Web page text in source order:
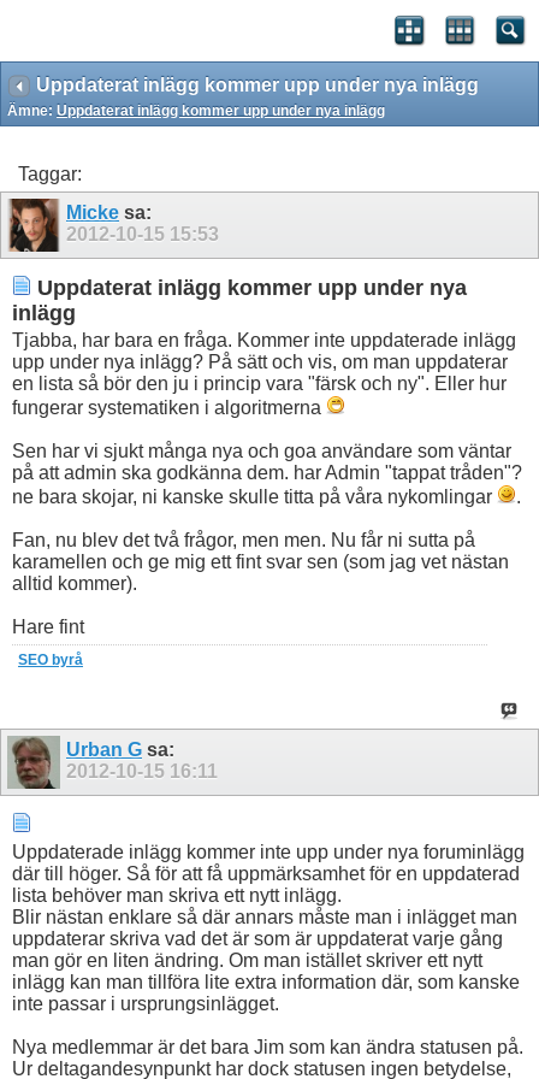
Uppdaterat inlägg kommer upp under nya inlägg
Ämne: Uppdaterat inlägg kommer upp under nya inlägg
Taggar:
Micke sa:
2012-10-15 15:53
Uppdaterat inlägg kommer upp under nya
inlägg
Tjabba, har bara en fråga. Kommer inte uppdaterade inlägg
upp under nya inlägg? På sätt och vis, om man uppdaterar
en lista så bör den ju i princip vara "färsk och ny". Eller hur
fungerar systematiken i algoritmerna
Sen har vi sjukt många nya och goa användare som väntar
på att admin ska godkänna dem. har Admin "tappat tråden"?
ne bara skojar, ni kanske skulle titta på våra nykomlingar
.
Fan, nu blev det två frågor, men men. Nu får ni sutta på
karamellen och ge mig ett fint svar sen (som jag vet nästan
alltid kommer).
Hare fint
SEO byrå
Urban G sa:
2012-10-15 16:11
Uppdaterade inlägg kommer inte upp under nya foruminlägg
där till höger. Så för att få uppmärksamhet för en uppdaterad
lista behöver man skriva ett nytt inlägg.
Blir nästan enklare så där annars måste man i inlägget man
uppdaterar skriva vad det är som är uppdaterat varje gång
man gör en liten ändring. Om man istället skriver ett nytt
inlägg kan man tillföra lite extra information där, som kanske
inte passar i ursprungsinlägget.
Nya medlemmar är det bara Jim som kan ändra statusen på.
Ur deltagandesynpunkt har dock statusen ingen betydelse,